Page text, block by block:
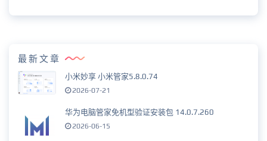
最新文章
小米妙享 小米管家5.8.0.74
2026-07-21
华为电脑管家免机型验证安装包 14.0.7.260
2026-06-15